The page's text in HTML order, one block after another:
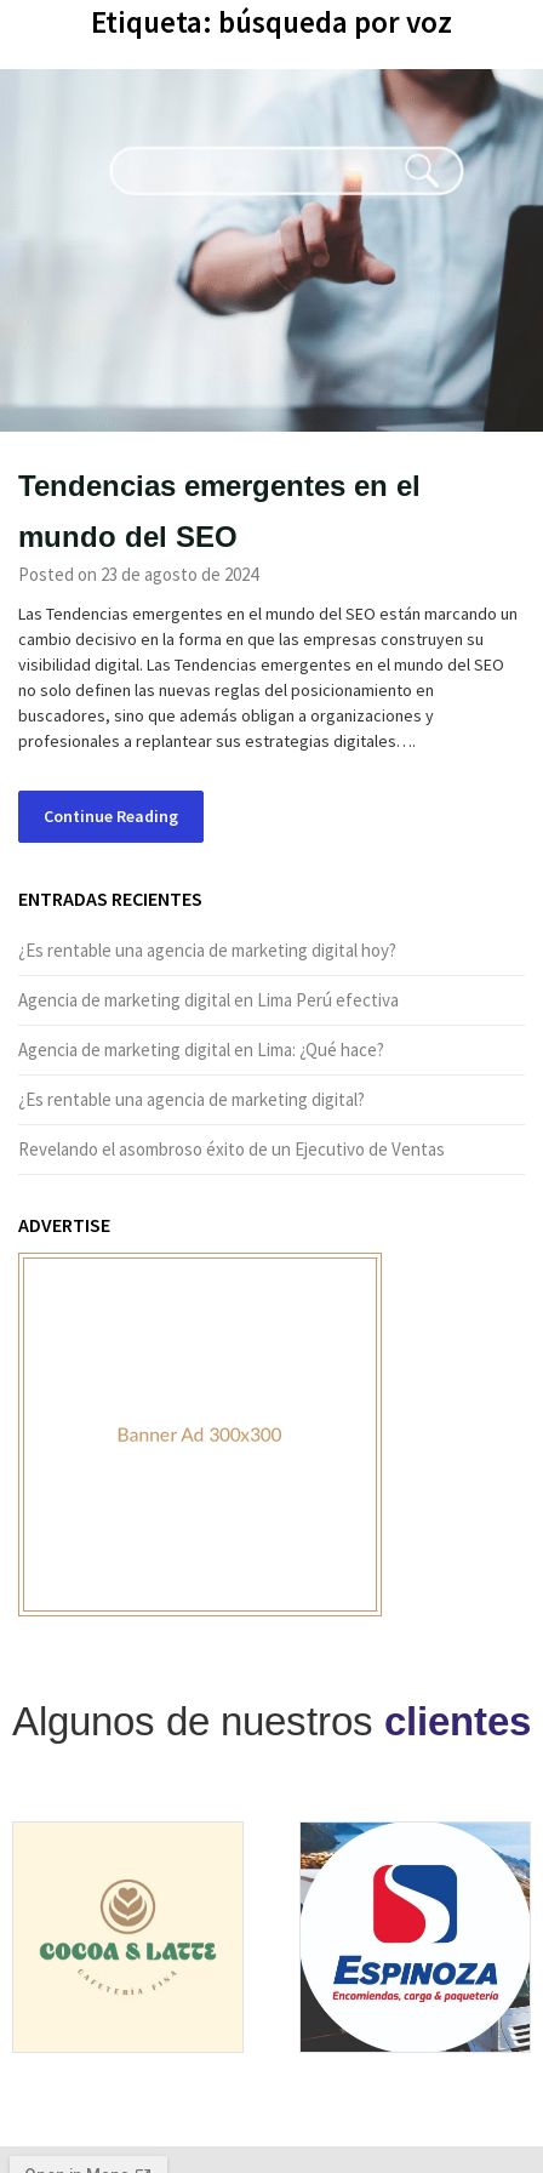
Etiqueta: búsqueda por voz
Tendencias emergentes en el
mundo del SEO
Posted on 23 de agosto de 2024
Las Tendencias emergentes en el mundo del SEO están marcando un
cambio decisivo en la forma en que las empresas construyen su
visibilidad digital. Las Tendencias emergentes en el mundo del SEO
no solo definen las nuevas reglas del posicionamiento en
buscadores, sino que además obligan a organizaciones y
profesionales a replantear sus estrategias digitales….
Continue Reading
ENTRADAS RECIENTES
¿Es rentable una agencia de marketing digital hoy?
Agencia de marketing digital en Lima Perú efectiva
Agencia de marketing digital en Lima: ¿Qué hace?
¿Es rentable una agencia de marketing digital?
Revelando el asombroso éxito de un Ejecutivo de Ventas
ADVERTISE
Algunos de nuestros clientes